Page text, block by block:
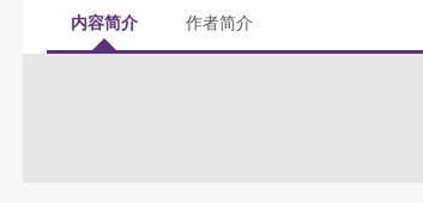
内容简介 作者简介